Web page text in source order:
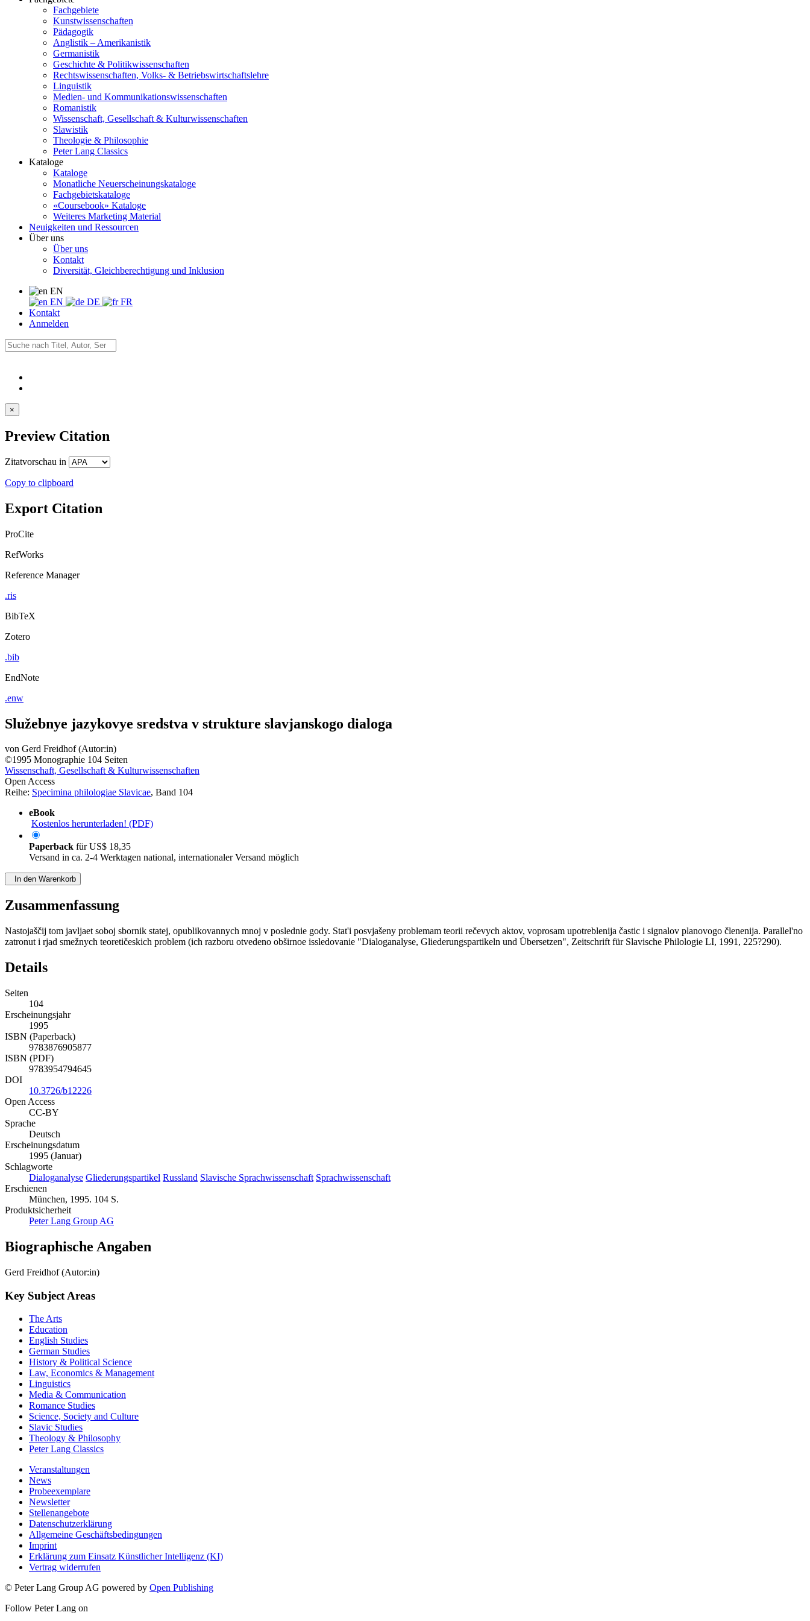
Fachgebiete
Kunstwissenschaften
Pädagogik
Anglistik – Amerikanistik
Germanistik
Geschichte & Politikwissenschaften
Rechtswissenschaften, Volks- & Betriebswirtschaftslehre
Linguistik
Medien- und Kommunikationswissenschaften
Romanistik
Wissenschaft, Gesellschaft & Kulturwissenschaften
Slawistik
Theologie & Philosophie
Peter Lang Classics
Kataloge
Kataloge
Monatliche Neuerscheinungskataloge
Fachgebietskataloge
«Coursebook» Kataloge
Weiteres Marketing Material
Neuigkeiten und Ressourcen
Über uns
Über uns
Kontakt
Diversität, Gleichberechtigung und Inklusion
EN
EN
DE
FR
Kontakt
Anmelden
×
Preview Citation
Zitatvorschau in
Copy to clipboard
Export Citation
ProCite
RefWorks
Reference Manager
.ris
BibTeX
Zotero
.bib
EndNote
.enw
Služebnye jazykovye sredstva v strukture slavjanskogo dialoga
von Gerd Freidhof (Autor:in)
©1995 Monographie 104 Seiten
Wissenschaft, Gesellschaft & Kulturwissenschaften
Open Access
Reihe: Specimina philologiae Slavicae, Band 104
eBook
Kostenlos herunterladen! (PDF)
Paperback fürUS$ 18,35
Versand in ca. 2-4 Werktagen national, internationaler Versand möglich
In den Warenkorb
Zusammenfassung
Nastojaščij tom javljaet soboj sbornik statej, opublikovannych mnoj v poslednie gody. Stat'i posvjašeny problemam teorii rečevych aktov, voprosam upotreblenija častic i signalov planovogo členenija. Parallel'no
zatronut i rjad smežnych teoretičeskich problem (ich razboru otvedeno obširnoe issledovanie "Dialoganalyse, Gliederungspartikeln und Übersetzen", Zeitschrift für Slavische Philologie LI, 1991, 225?290).
Details
Seiten
104
Erscheinungsjahr
1995
ISBN (Paperback)
9783876905877
ISBN (PDF)
9783954794645
DOI
10.3726/b12226
Open Access
CC-BY
Sprache
Deutsch
Erscheinungsdatum
1995 (Januar)
Schlagworte
Dialoganalyse Gliederungspartikel Russland Slavische Sprachwissenschaft Sprachwissenschaft
Erschienen
München, 1995. 104 S.
Produktsicherheit
Peter Lang Group AG
Biographische Angaben
Gerd Freidhof (Autor:in)
Key Subject Areas
The Arts
Education
English Studies
German Studies
History & Political Science
Law, Economics & Management
Linguistics
Media & Communication
Romance Studies
Science, Society and Culture
Slavic Studies
Theology & Philosophy
Peter Lang Classics
Veranstaltungen
News
Probeexemplare
Newsletter
Stellenangebote
Datenschutzerklärung
Allgemeine Geschäftsbedingungen
Imprint
Erklärung zum Einsatz Künstlicher Intelligenz (KI)
Vertrag widerrufen
© Peter Lang Group AG powered by Open Publishing
Follow Peter Lang on